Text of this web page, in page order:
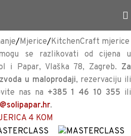
/Mjerice/KitchenCraft mjerice
se razlikovati od cijena u
i Papar, Vlaška 78, Zagreb. Za
u maloprodaji, rezervaciju ili
nas na +385 1 46 10 355 ili
.